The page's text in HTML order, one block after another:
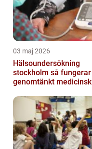
03 maj 2026
Hälsoundersökning
stockholm så fungerar en
genomtänkt medicinsk